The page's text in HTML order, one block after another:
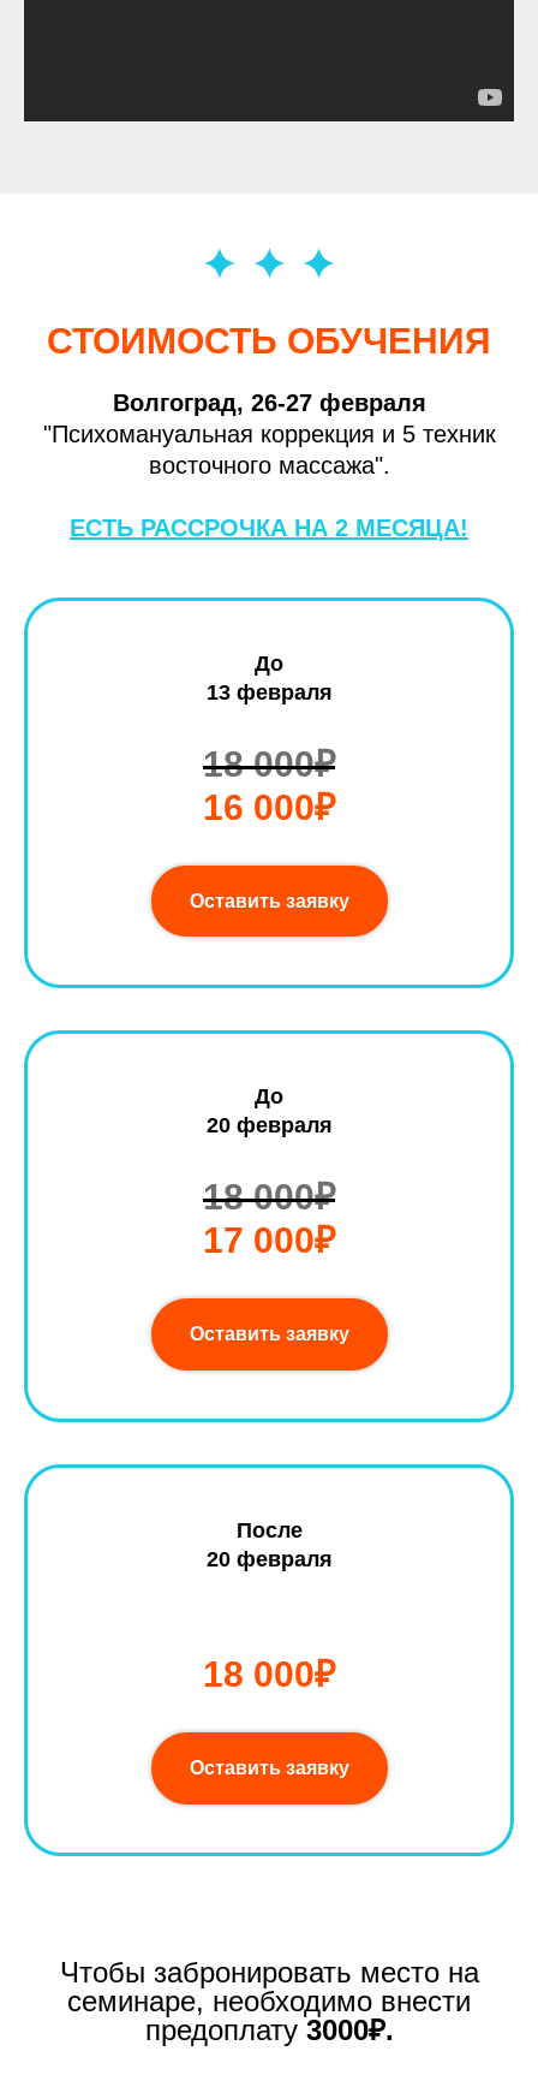
СТОИМОСТЬ ОБУЧЕНИЯ
Волгоград, 26-27 февраля
"Психомануальная коррекция и 5 техник
восточного массажа".
ЕСТЬ РАССРОЧКА НА 2 МЕСЯЦА!
До
13 февраля
18 000₽
16 000₽
Оставить заявку
До
20 февраля
18 000₽
17 000₽
Оставить заявку
После
20 февраля
18 000₽
Оставить заявку
Чтобы забронировать место на
семинаре, необходимо внести
предоплату 3000₽.